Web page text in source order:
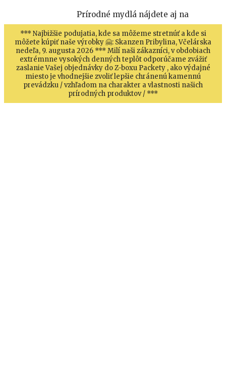
Prírodné mydlá nájdete aj na
*** Najbižšie podujatia, kde sa môžeme stretnúť a kde si
môžete kúpiť naše výrobky 🤗: Skanzen Pribylina, Včelárska
nedeľa, 9. augusta 2026 *** Milí naši zákazníci, v obdobiach
extrémnne vysokých denných teplôt odporúčame zvážiť
zaslanie Vašej objednávky do Z-boxu Packety , ako výdajné
miesto je vhodnejšie zvoliť lepšie chránenú kamennú
prevádzku / vzhľadom na charakter a vlastnosti našich
prírodných produktov / ***